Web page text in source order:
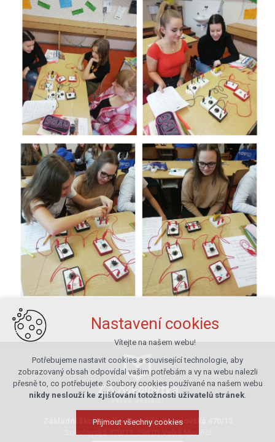
Základní škola Velké Meziříčí, Sokolovská 470/13
Sokolovská 470/13, 594 01 Velké Meziříčí
Nastavení cookies
Vítejte na našem webu!
Potřebujeme nastavit cookies a související technologie, aby
zobrazovaný obsah odpovídal vašim potřebám a vy na webu nalezli
přesně to, co potřebujete. Soubory cookies používané na našem webu
nikdy neslouží ke zjišťování totožnosti uživatelů stránek.
Přijmout všechny cookies